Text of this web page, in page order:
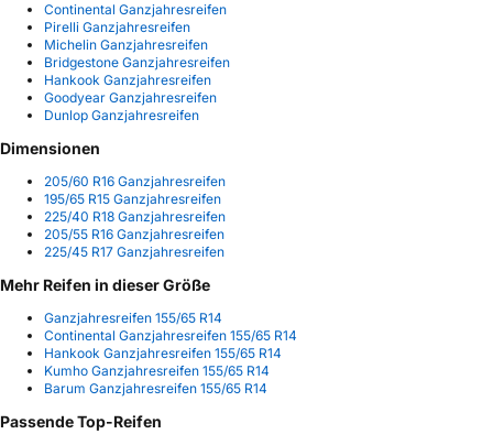
Continental Ganzjahresreifen
Pirelli Ganzjahresreifen
Michelin Ganzjahresreifen
Bridgestone Ganzjahresreifen
Hankook Ganzjahresreifen
Goodyear Ganzjahresreifen
Dunlop Ganzjahresreifen
Dimensionen
205/60 R16 Ganzjahresreifen
195/65 R15 Ganzjahresreifen
225/40 R18 Ganzjahresreifen
205/55 R16 Ganzjahresreifen
225/45 R17 Ganzjahresreifen
Mehr Reifen in dieser Größe
Ganzjahresreifen 155/65 R14
Continental Ganzjahresreifen 155/65 R14
Hankook Ganzjahresreifen 155/65 R14
Kumho Ganzjahresreifen 155/65 R14
Barum Ganzjahresreifen 155/65 R14
Passende Top-Reifen